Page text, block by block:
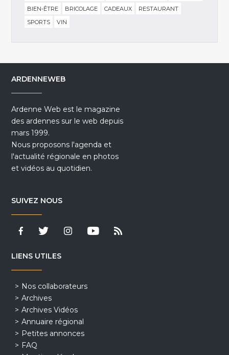
BIEN-ÊTRE
BRICOLAGE CADEAUX
RESTAURANT
SPORTS
VIN
ARDENNEWEB
Ardenne Web est le magazine
des ardennes sur le web depuis
mars 1999.
Nous proposons l'agenda et
l'actualité régionale en photos
et vidéos au quotidien.
SUIVEZ NOUS
LIENS UTILES
Nos collaborateurs
Archives
Archives Vidéos
Annuaire régional
Petites annonces
FAQ